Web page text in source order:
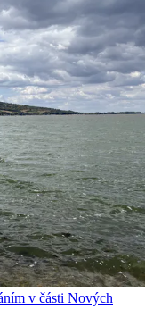
v části Nových